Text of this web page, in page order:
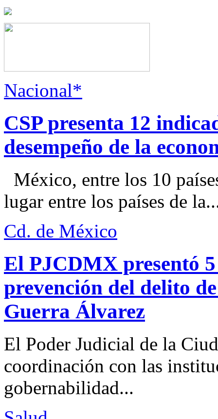
Nacional*
CSP presenta 12
desempeño de la
México, entre los 10
lugar entre los países de
Cd. de México
El PJCDMX presentó
prevención del delito
Guerra Álvarez
El Poder Judicial de la
coordinación con las
gobernabilidad...